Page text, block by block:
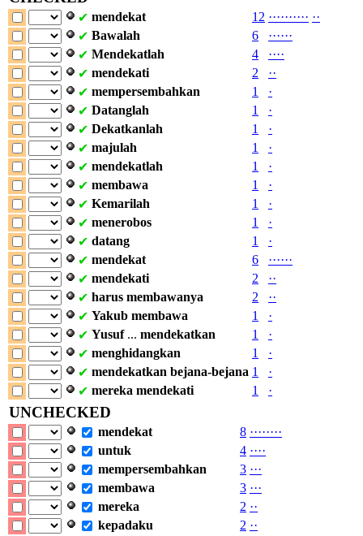
✔ mendekat 12 ·········· ··
✔ Bawalah 6 ······
✔ Mendekatlah 4 ····
✔ mendekati 2 ··
✔ mempersembahkan 1
·
✔ Datanglah 1
·
✔ Dekatkanlah 1
·
✔ majulah 1
·
✔ mendekatlah 1
·
✔ membawa 1
·
✔ Kemarilah 1
·
✔ menerobos 1
·
✔ datang 1
·
✔ mendekat 6 ······
✔ mendekati 2 ··
✔ harus membawanya 2 ··
✔ Yakub membawa 1
·
✔ Yusuf... mendekatkan 1
·
✔ menghidangkan 1
·
✔ mendekatkan bejana-bejana 1
·
✔ mereka mendekati 1 ·
UNCHECKED
mendekat 8 ········
untuk
4 ····
mempersembahkan
3 ···
membawa
3 ···
mereka
2 ··
kepadaku
2 ··